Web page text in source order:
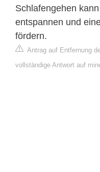
Schlafengehen
entspannen und
fördern.
Antrag auf Entfernung
vollständige Antwort auf